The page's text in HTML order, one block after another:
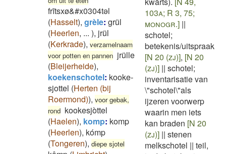
frītsxø&#x0304təl
(Hasselt), grèle: grül
(Heerlen, ... ), jrül
(Kerkrade), verzamelnaam
voor potten en pannen jrülle
(Bleijerheide),
koekenschotel: kooke-
sjottel (Herten (bij
Roermond)), voor gebak,
rond kookesjòttel
(Haelen), komp: komp
(Heerlen), kómp
(Tongeren), diepe sjotel
103a; R 3, 75;
monogr.] ||
schotel;
betekenis/uitspraak
[N 20 (zj)], [N 20
(zj)] || schotel;
inventarisatie van
\"schotel\"als
ijzeren voorwerp
waarin men iets
kan braden [N 20
(zj)] || stenen
melkschotel || teil,